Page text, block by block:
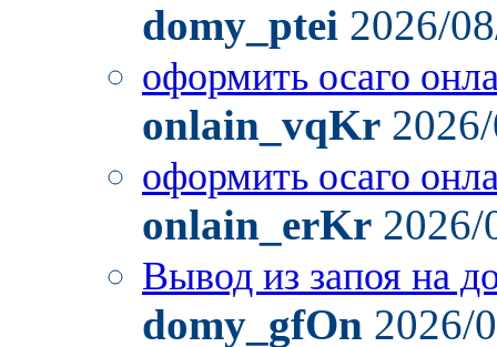
domy_ptei 2026/
оформить осаго
onlain_vqKr
оформить осаго
onlain_erKr
Вывод из запоя на
domy_gfOn 2026/